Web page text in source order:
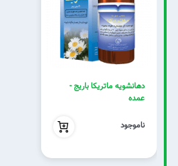
دهانشویه ماتریکا باریج -
عمده
ناموجود